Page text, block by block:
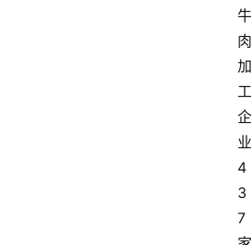
牛
肉
加
工
企
业
4
3
7